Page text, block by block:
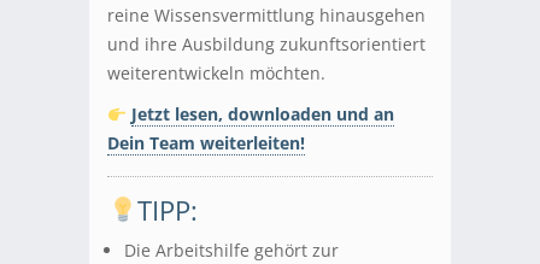
reine Wissensvermittlung hinausgehen
und ihre Ausbildung zukunftsorientiert
weiterentwickeln möchten.
Jetzt lesen, downloaden und an
Dein Team weiterleiten!
TIPP:
Die Arbeitshilfe gehört zur